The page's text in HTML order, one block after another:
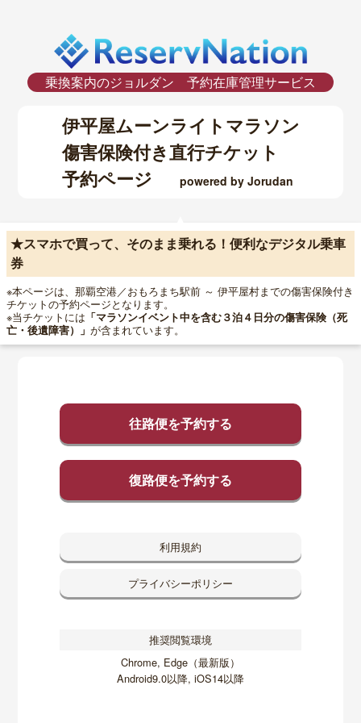
伊平屋ムーンライトマラソン
傷害保険付き直行チケット
予約ページ
powered by Jorudan
★スマホで買って、そのまま乗れる！便利なデジタル乗車
券
※本ページは、那覇空港／おもろまち駅前 ～ 伊平屋村までの傷害保険付き
チケットの予約ページとなります。
※当チケットには 「マラソンイベント中を含む３泊４日分の傷害保険（死
亡・後遺障害）」 が含まれています。
往路便を予約する
復路便を予約する
利用規約
プライバシーポリシー
推奨閲覧環境
Chrome, Edge（最新版）
Android9.0以降, iOS14以降